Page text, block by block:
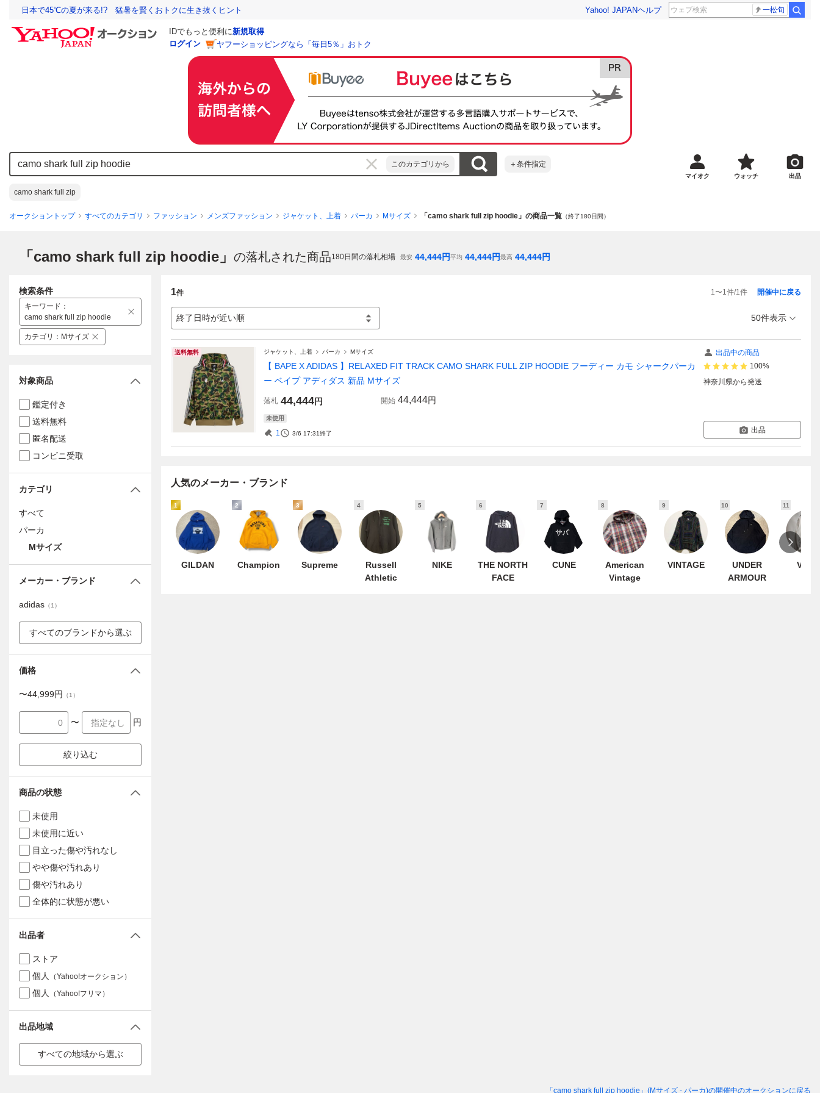
日本で45℃の夏が来る!? 猛暑を賢くおトクに生き抜くヒント Yahoo! JAPANヘルプ 一松旬
IDでもっと便利に新規取得
ログイン
ヤフーショッピングなら「毎日5％」おトク
このカテゴリから ＋条件指定
camo shark full zip
マイオク ウォッチ 出品
オークショントップ すべてのカテゴリ ファッション メンズファッション ジャケット、上着 パーカ Mサイズ 「camo shark full zip hoodie」の商品一覧 （終了180日間）
「camo shark full zip hoodie」 の落札された商品180日間の落札相場 最安 44,444円平均 44,444円最高 44,444円
1件 1〜1件/1件
終了日時が近い順
開催中に戻る
50件表示
送料無料 ジャケット、上着 パーカ Mサイズ
【 BAPE X ADIDAS 】RELAXED FIT TRACK CAMO SHARK FULL ZIP HOODIE フーディー カモ シャークパーカ
ー ベイプ アディダス 新品 Мサイズ
落札 44,444円 開始 44,444円
未使用
1 3/6 17:31終了
出品中の商品
100%
神奈川県から発送
出品
人気のメーカー・ブランド
1
GILDAN
2
Champion
3
Supreme
4
Russell
Athletic
5
NIKE
6
THE NORTH
FACE
7
CUNE
8
American
Vintage
9
VINTAGE
10
UNDER
ARMOUR
11
VANS
検索条件
キーワード ：
camo shark full zip hoodie
カテゴリ ： Mサイズ
対象商品
鑑定付き
送料無料
匿名配送
コンビニ受取
カテゴリ
すべて
パーカ
Mサイズ
メーカー・ブランド
adidas （1 ）
すべてのブランドから選ぶ
価格
〜44,999円 （1 ）
〜 円
絞り込む
商品の状態
未使用
未使用に近い
目立った傷や汚れなし
やや傷や汚れあり
傷や汚れあり
全体的に状態が悪い
出品者
ストア
個人
（Yahoo!オークション）
個人 （Yahoo!フリマ）
出品地域
すべての地域から選ぶ
「camo shark full zip hoodie」(Mサイズ - パーカ)の開催中のオークションに戻る